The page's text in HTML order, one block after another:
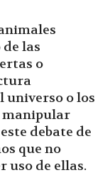
las
o
universo o los
manipular
debate de
que no
uso de ellas.